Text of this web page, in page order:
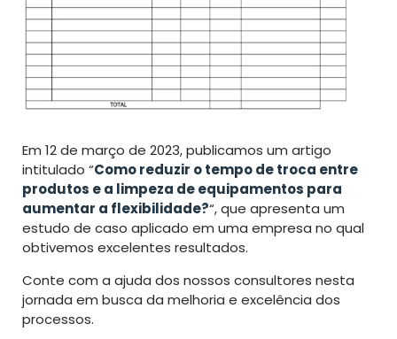
Em 12 de março de 2023, publicamos um artigo
intitulado “Como reduzir o tempo de troca entre
produtos e a limpeza de equipamentos para
aumentar a flexibilidade?“, que apresenta um
estudo de caso aplicado em uma empresa no qual
obtivemos excelentes resultados.
Conte com a ajuda dos nossos consultores nesta
jornada em busca da melhoria e excelência dos
processos.